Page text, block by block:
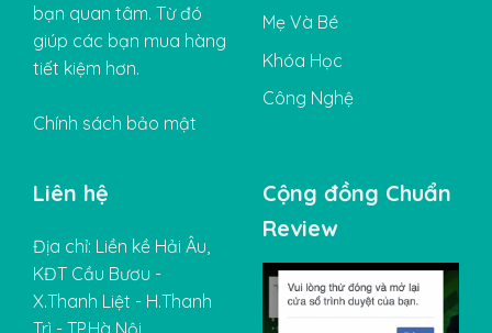
bạn quan tâm. Từ đó
giúp các bạn mua hàng
tiết kiệm hơn.
Chính sách bảo mật
Mẹ Và Bé
Khóa Học
Công Nghệ
Liên hệ
Địa chỉ: Liền kề Hải Âu,
KĐT Cầu Bươu -
X.Thanh Liệt - H.Thanh
Trì - TP.Hà Nội
Cộng đồng Chuẩn
Review